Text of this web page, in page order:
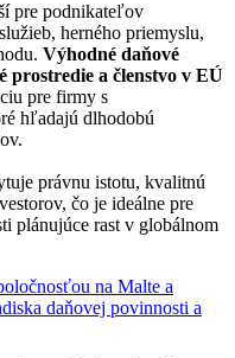
pre podnikateľov
herného priemyslu,
Výhodné daňové
prostredie a členstvo v EÚ
pre firmy s
hľadajú dlhodobú
právnu istotu, kvalitnú
čo je ideálne pre
plánujúce rast v globálnom
na Malte a
daňovej povinnosti a